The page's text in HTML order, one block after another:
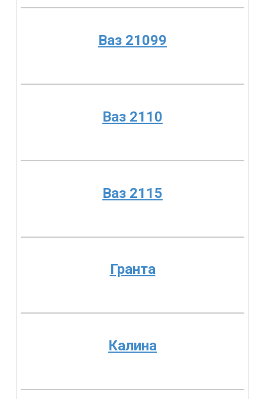
Ваз 21099
Ваз 2110
Ваз 2115
Гранта
Калина